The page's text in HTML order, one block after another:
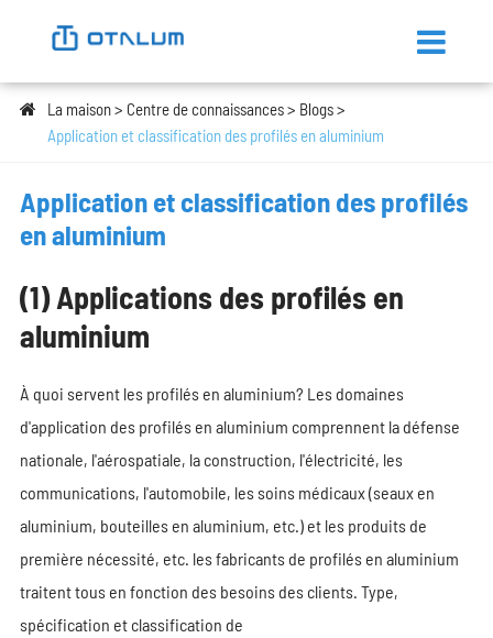
La maison Centre de connaissances
Blogs
Application et classification des profilés en aluminium
Application et classification des profilés
en aluminium
(1) Applications des profilés en
aluminium
À quoi servent les profilés en aluminium? Les domaines
d'application des profilés en aluminium comprennent la défense
nationale, l'aérospatiale, la construction, l'électricité, les
communications, l'automobile, les soins médicaux (seaux en
aluminium, bouteilles en aluminium, etc.) et les produits de
première nécessité, etc. les fabricants de profilés en aluminium
traitent tous en fonction des besoins des clients. Type,
spécification et classification de